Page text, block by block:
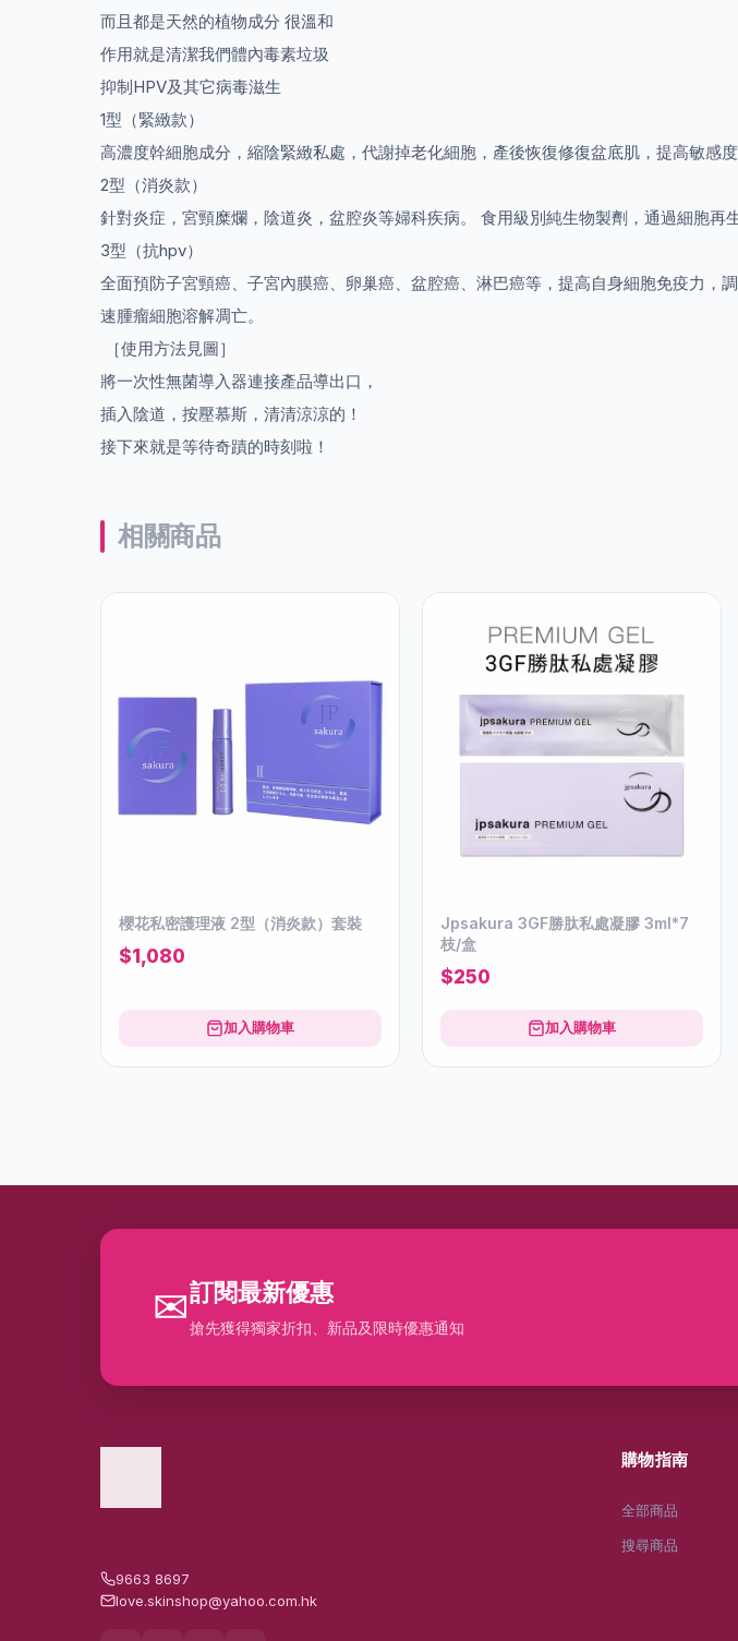
而且都是天然的植物成分 很溫和
作用就是清潔我們體內毒素垃圾
抑制HPV及其它病毒滋生
1型（緊緻款）
高濃度幹細胞成分，縮陰緊緻私處，代謝掉老化細胞，產後恢復修復盆底肌，提高敏感度
2型（消炎款）
針對炎症，宮頸糜爛，陰道炎，盆腔炎等婦科疾病。 食用級別純生物製劑，通過細胞再
3型（抗hpv）
全面預防子宮頸癌、子宮內膜癌、卵巢癌、盆腔癌、淋巴癌等，提高自身細胞免疫力
速腫瘤細胞溶解凋亡。
［使用方法見圖］
將一次性無菌導入器連接產品導出口，
插入陰道，按壓慕斯，清清涼涼的！
接下來就是等待奇蹟的時刻啦！
相關商品
櫻花私密護理液 2型（消炎款）套裝
$1,080
加入購物車
Jpsakura 3GF勝肽私‮凝處‬膠 3ml*7
枝/盒
$250
加入購物車
✉訂閱最新優惠
搶先獲得獨家折扣、新品及限時優惠通知
9663 8697
love.skinshop@yahoo.com.hk
購物指南
全部商品
搜尋商品